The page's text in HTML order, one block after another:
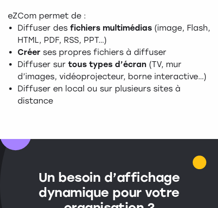
eZCom permet de :
Diffuser des fichiers multimédias (image, Flash,
HTML, PDF, RSS, PPT…)
Créer ses propres fichiers à diffuser
Diffuser sur tous types d’écran (TV, mur
d’images, vidéoprojecteur, borne interactive…)
Diffuser en local ou sur plusieurs sites à
distance
Un besoin d’affichage
dynamique pour votre